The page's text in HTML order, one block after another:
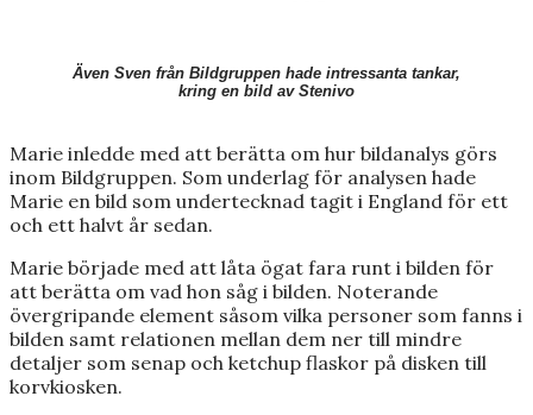
Även Sven från Bildgruppen hade intressanta tankar,
kring en bild av Stenivo
Marie inledde med att berätta om hur bildanalys görs
inom Bildgruppen. Som underlag för analysen hade
Marie en bild som undertecknad tagit i England för ett
och ett halvt år sedan.
Marie började med att låta ögat fara runt i bilden för
att berätta om vad hon såg i bilden. Noterande
övergripande element såsom vilka personer som fanns i
bilden samt relationen mellan dem ner till mindre
detaljer som senap och ketchup flaskor på disken till
korvkiosken.